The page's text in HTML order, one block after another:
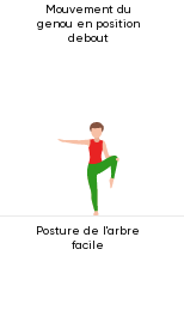
Mouvement du
genou en position
debout
Posture de l'arbre
facile